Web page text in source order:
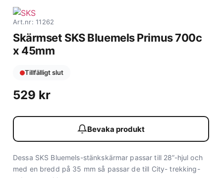
Art.nr: 11262
Skärmset SKS Bluemels Primus 700c
x 45mm
Tillfälligt slut
529 kr
Bevaka produkt
Dessa SKS Bluemels-stänkskärmar passar till 28”-hjul och
med en bredd på 35 mm så passar de till City- trekking-